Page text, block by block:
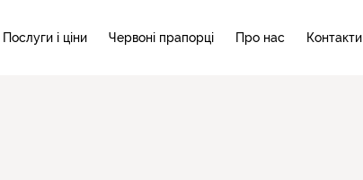
Послуги і ціни Червоні прапорці Про нас Контакти